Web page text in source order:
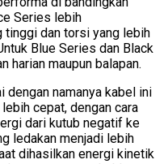
Series lebih
tinggi dan torsi yang lebih
Blue Series dan Black
harian maupun balapan.
namanya kabel ini
cepat, dengan cara
dari kutub negatif ke
ledakan menjadi lebih
dihasilkan energi kinetik